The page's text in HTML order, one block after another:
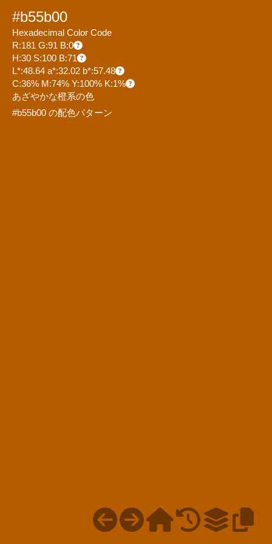
#b55b00
Hexadecimal Color Code
R:181 G:91 B:0
H:30 S:100 B:71
L*:48.64 a*:32.02 b*:57.48
C:36% M:74% Y:100% K:1%
あざやかな橙系の色
#b55b00 の配色パターン